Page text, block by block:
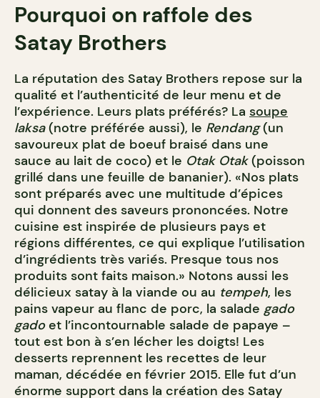
Pourquoi on raffole des
Satay Brothers
La réputation des Satay Brothers repose sur la
qualité et l’authenticité de leur menu et de
l’expérience. Leurs plats préférés? La soupe
laksa(notre préférée aussi), le Rendang(un
savoureux plat de boeuf braisé dans une
sauce au lait de coco) et le Otak Otak(poisson
grillé dans une feuille de bananier). «Nos plats
sont préparés avec une multitude d’épices
qui donnent des saveurs prononcées. Notre
cuisine est inspirée de plusieurs pays et
régions différentes, ce qui explique l’utilisation
d’ingrédients très variés. Presque tous nos
produits sont faits maison.» Notons aussi les
délicieux satay à la viande ou au tempeh, les
pains vapeur au flanc de porc, la salade gado
gadoet l’incontournable salade de papaye –
tout est bon à s’en lécher les doigts! Les
desserts reprennent les recettes de leur
maman, décédée en février 2015. Elle fut d’un
énorme support dans la création des Satay